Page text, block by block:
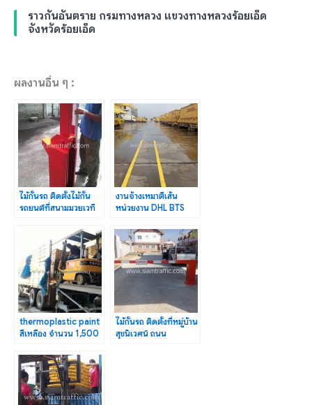
ราวกันอันตราย กรมทางหลวง แขวงทางหลวงร้อยเอ็ด
จังหวัดร้อยเอ็ด
ผลงานอื่น ๆ :
ไม้กั้นรถ ติดตั้งไม้กั้น
รถยนต์ที่สนามมวยเวที
งานจ้างเหมาตีเส้น
หน่วยงาน DHL BTS
thermoplastic paint
สีเหลือง จำนวน 1,500
พม่า
ไม้กั้นรถ ติดตั้งที่หมู่บ้าน
สุขนิเวศน์ ถนน